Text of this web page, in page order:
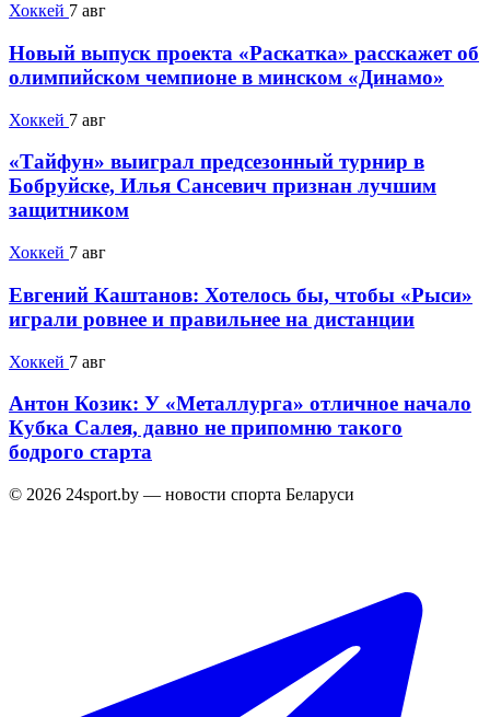
Хоккей 7 авг
Новый выпуск проекта «Раскатка» расскажет об
олимпийском чемпионе в минском «Динамо»
Хоккей 7 авг
«Тайфун» выиграл предсезонный турнир в
Бобруйске, Илья Сансевич признан лучшим
защитником
Хоккей 7 авг
Евгений Каштанов: Хотелось бы, чтобы «Рыси»
играли ровнее и правильнее на дистанции
Хоккей 7 авг
Антон Козик: У «Металлурга» отличное начало
Кубка Салея, давно не припомню такого
бодрого старта
© 2026 24sport.by — новости спорта Беларуси